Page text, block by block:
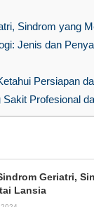
Sindrom yang
Jenis dan
Persiapan
Profesional
Geriatri,
Lansia